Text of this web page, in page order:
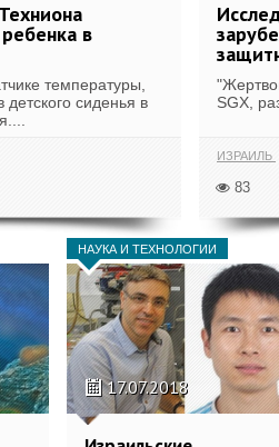
в
температуры,
сиденья в
SGX,
ИЗРАИЛЬ
83
НАУКА И ТЕХНОЛОГИИ
17.07.2018